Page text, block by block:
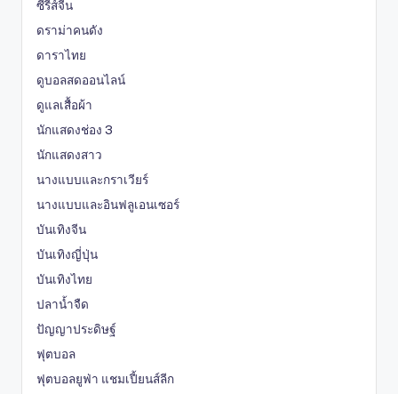
ซีรีส์จีน
ดราม่าคนดัง
ดาราไทย
ดูบอลสดออนไลน์
ดูแลเสื้อผ้า
นักแสดงช่อง 3
นักแสดงสาว
นางแบบและกราเวียร์
นางแบบและอินฟลูเอนเซอร์
บันเทิงจีน
บันเทิงญี่ปุ่น
บันเทิงไทย
ปลาน้ำจืด
ปัญญาประดิษฐ์
ฟุตบอล
ฟุตบอลยูฟ่า แชมเปี้ยนส์ลีก